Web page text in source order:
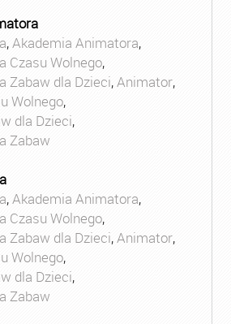
,Akademia Animatora,
Czasu Wolnego,
Zabaw dla Dzieci,Animator,
Wolnego,
dla Dzieci,
Zabaw
,Akademia Animatora,
Czasu Wolnego,
Zabaw dla Dzieci,Animator,
Wolnego,
dla Dzieci,
Zabaw